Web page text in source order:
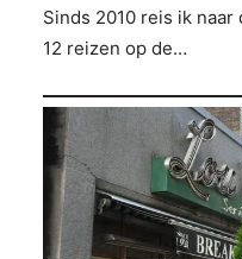
Sinds 2010 reis ik
12 reizen op de…